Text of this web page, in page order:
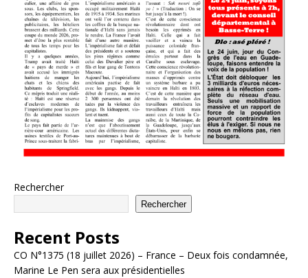
Rechercher
Rechercher
Recent Posts
CO N°1375 (18 juillet 2026) – France – Deux fois condamnée,
Marine Le Pen sera aux présidentielles